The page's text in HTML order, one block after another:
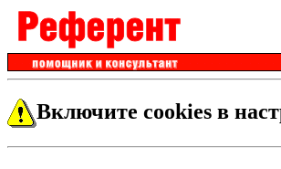
Включите cookies в